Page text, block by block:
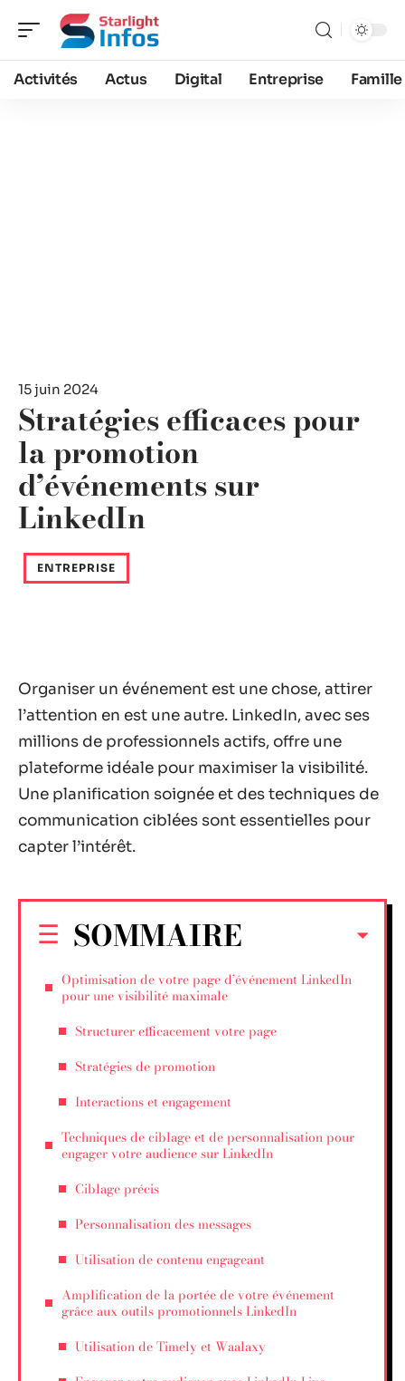
Activités Actus Digital Entreprise Famille
15 juin 2024
Stratégies efficaces pour
la promotion
d’événements sur
LinkedIn
ENTREPRISE
Organiser un événement est une chose, attirer
l’attention en est une autre. LinkedIn, avec ses
millions de professionnels actifs, offre une
plateforme idéale pour maximiser la visibilité.
Une planification soignée et des techniques de
communication ciblées sont essentielles pour
capter l’intérêt.
SOMMAIRE
Optimisation de votre page d’événement LinkedIn
pour une visibilité maximale
Structurer efficacement votre page
Stratégies de promotion
Interactions et engagement
Techniques de ciblage et de personnalisation pour
engager votre audience sur LinkedIn
Ciblage précis
Personnalisation des messages
Utilisation de contenu engageant
Amplification de la portée de votre événement
grâce aux outils promotionnels LinkedIn
Utilisation de Timely et Waalaxy